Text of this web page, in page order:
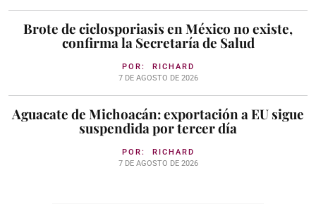
Brote de ciclosporiasis en México no existe,
confirma la Secretaría de Salud
POR: RICHARD
7 DE AGOSTO DE 2026
Aguacate de Michoacán: exportación a EU sigue
suspendida por tercer día
POR: RICHARD
7 DE AGOSTO DE 2026